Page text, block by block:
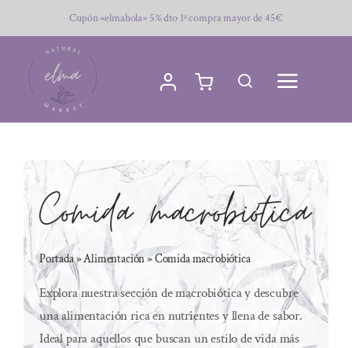
al
contenido
Cupón «elmahola» 5% dto 1ª compra mayor de 45€
Comida macrobiótica
Portada»Alimentación»Comida macrobiótica
Explora nuestra sección de macrobiótica y descubre
una alimentación rica en nutrientes y llena de sabor.
Ideal para aquellos que buscan un estilo de vida más